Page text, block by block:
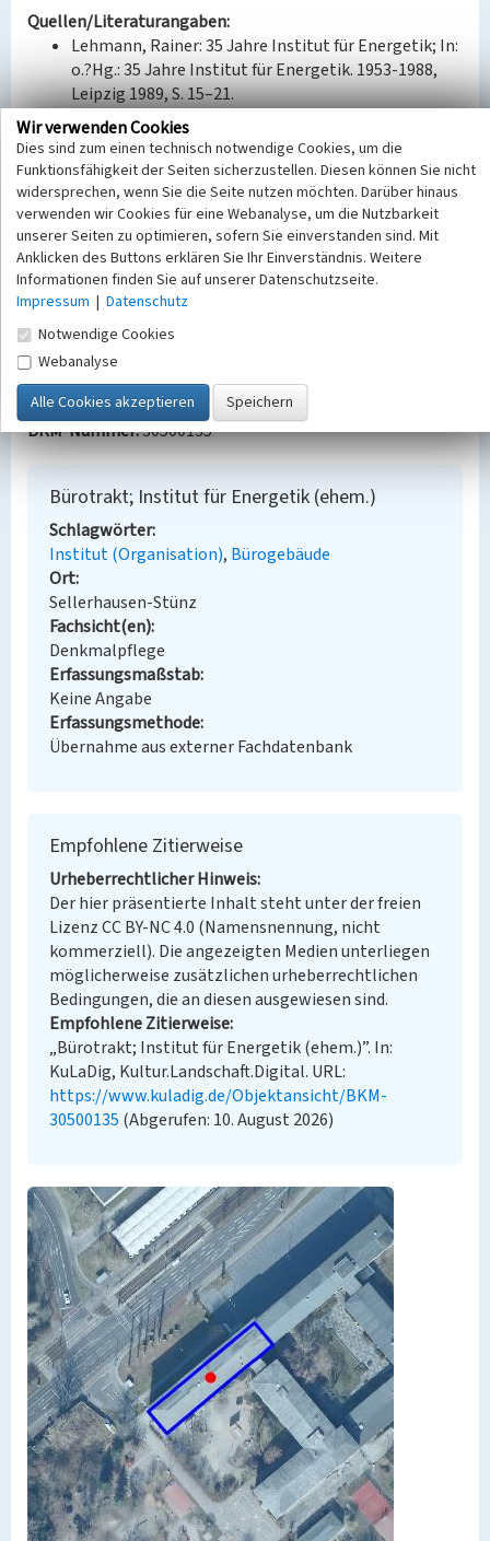
Quellen/Literaturangaben:
Lehmann, Rainer: 35 Jahre Institut für Energetik; In:
o.?Hg.: 35 Jahre Institut für Energetik. 1953-1988,
Leipzig 1989, S. 15–21.
Enderlein, Christine/Sachsen, Archivwesen:
Sächsisches Staatsarchiv, 20309 Institut für
Energetik Leipzig. URL:
https://archiv.sachsen.de/archiv/bestand.jsp?
einleitung%22%3A1%7D&syg_id=219196#einleitung
(29.11.2022).
Bauaktenarchiv Leipzig, Torgauer Straße 114, Band
I.
Bauherr / Auftraggeber:
Bauherr: Institut für Energetik (GND: 2013768-0)
BKM-Nummer:30500135
Bürotrakt; Institut für Energetik (ehem.)
Schlagwörter
Institut (Organisation) Bürogebäude
Ort
Sellerhausen-Stünz
Fachsicht(en)
Denkmalpflege
Erfassungsmaßstab
Keine Angabe
Erfassungsmethode
Übernahme aus externer Fachdatenbank
Empfohlene Zitierweise
Urheberrechtlicher Hinweis
Der hier präsentierte Inhalt steht unter der freien
Lizenz CC BY-NC 4.0 (Namensnennung, nicht
kommerziell). Die angezeigten Medien unterliegen
möglicherweise zusätzlichen urheberrechtlichen
Bedingungen, die an diesen ausgewiesen sind.
Empfohlene Zitierweise
„Bürotrakt; Institut für Energetik (ehem.)”. In:
KuLaDig, Kultur.Landschaft.Digital. URL:
https://www.kuladig.de/Objektansicht/BKM-
30500135 (Abgerufen: 10. August 2026)
Wir verwenden Cookies
Dies sind zum einen technisch notwendige Cookies, um die
Funktionsfähigkeit der Seiten sicherzustellen. Diesen können Sie nicht
widersprechen, wenn Sie die Seite nutzen möchten. Darüber hinaus
verwenden wir Cookies für eine Webanalyse, um die Nutzbarkeit
unserer Seiten zu optimieren, sofern Sie einverstanden sind. Mit
Anklicken des Buttons erklären Sie Ihr Einverständnis. Weitere
Informationen finden Sie auf unserer Datenschutzseite.
Impressum | Datenschutz
Notwendige Cookies
Webanalyse